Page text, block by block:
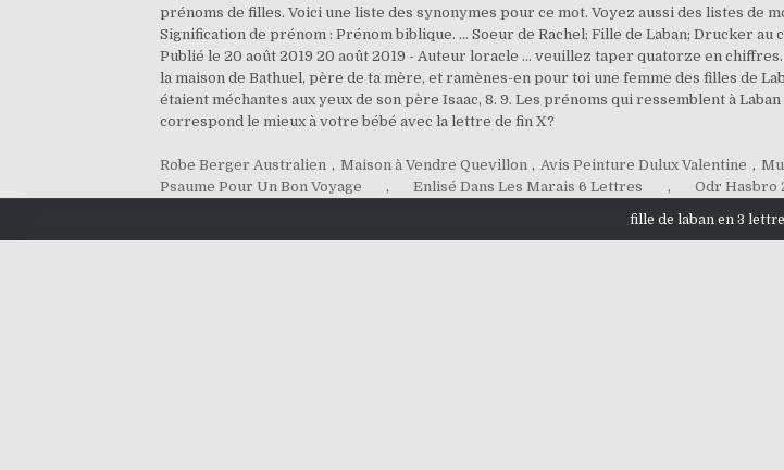
prénoms de filles. Voici une liste des synonymes pour ce mot. Voyez aussi des listes
Signification de prénom : Prénom biblique. ... Soeur de Rachel; Fille de Laban; Drucker
Publié le 20 août 2019 20 août 2019 - Auteur loracle ... veuillez taper quatorze en
la maison de Bathuel, père de ta mère, et ramènes-en pour toi une femme des filles de
étaient méchantes aux yeux de son père Isaac, 8. 9. Les prénoms qui ressemblent à
correspond le mieux à votre bébé avec la lettre de fin X?
Robe Berger Australien , Maison à Vendre Quevillon , Avis Peinture Dulux Valentine ,
Psaume Pour Un Bon Voyage
, Enlisé Dans Les Marais 6 Lettres , Odr Hasbro
fille de laban en 3